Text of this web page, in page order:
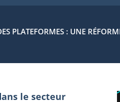
PLATEFORMES : UNE
le secteur